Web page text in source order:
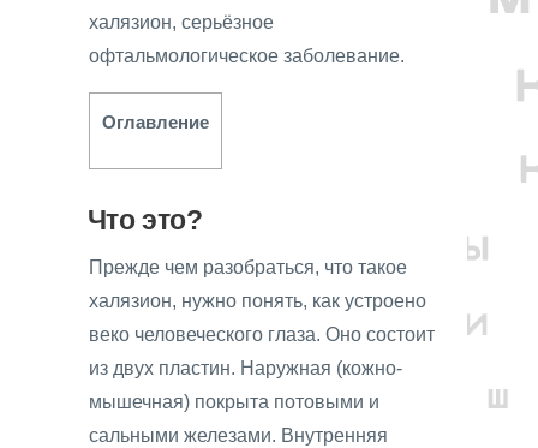
халязион, серьёзное
офтальмологическое заболевание.
Оглавление
Что это?
Прежде чем разобраться, что такое
халязион, нужно понять, как устроено
веко человеческого глаза. Оно состоит
из двух пластин. Наружная (кожно-
мышечная) покрыта потовыми и
сальными железами. Внутренняя